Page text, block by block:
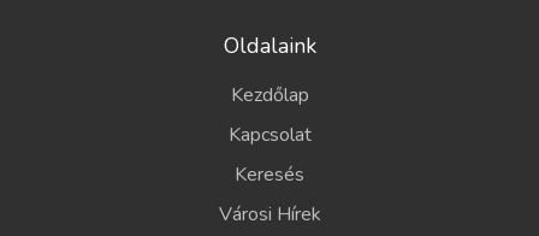
Oldalaink
Kezdőlap
Kapcsolat
Keresés
Városi Hírek